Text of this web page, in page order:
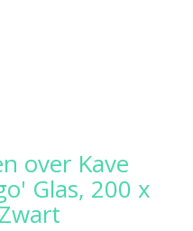
over Kave
Glas, 200 x